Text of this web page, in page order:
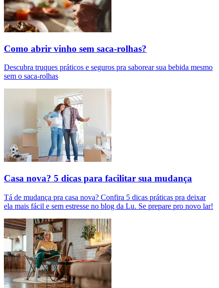
Como abrir vinho sem saca-rolhas?
Descubra truques práticos e seguros pra saborear sua bebida mesmo
sem o saca-rolhas
Casa nova? 5 dicas para facilitar sua mudança
Tá de mudança pra casa nova? Confira 5 dicas práticas pra deixar
ela mais fácil e sem estresse no blog da Lu. Se prepare pro novo lar!